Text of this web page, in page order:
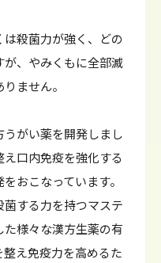
殺菌力が強く、どの
、やみくもに全部滅
ません。
がい薬を開発しまし
口内免疫を強化する
おこなっています。
する力を持つマステ
様々な漢方生薬の有
え免疫力を高めるた